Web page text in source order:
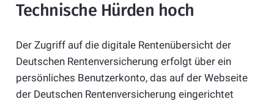
Technische Hürden hoch
Der Zugriff auf die digitale Rentenübersicht der
Deutschen Rentenversicherung erfolgt über ein
persönliches Benutzerkonto, das auf der Webseite
der Deutschen Rentenversicherung eingerichtet